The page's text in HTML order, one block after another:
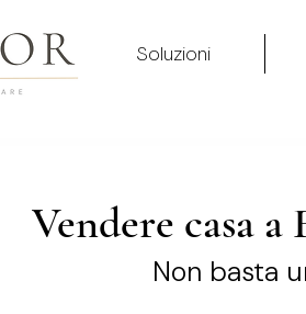
Soluzioni
Vendere casa
Non basta